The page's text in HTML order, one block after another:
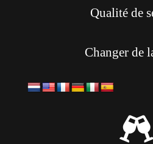
Qualité de
Changer de
